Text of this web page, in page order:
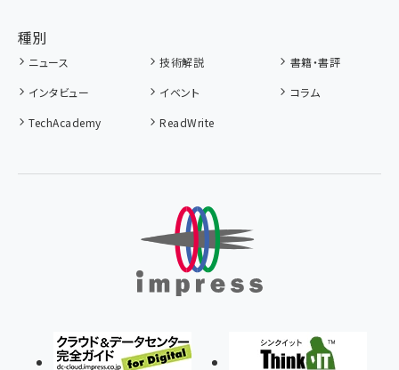
種別
ニュース 技術解説
書籍・書評
インタビュー
イベント
コラム
TechAcademy
ReadWrite